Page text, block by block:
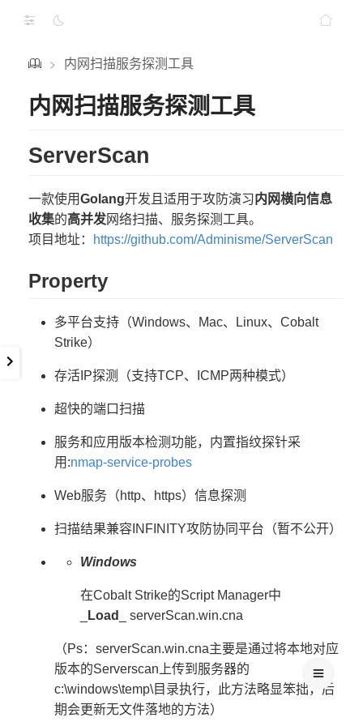
> 内网扫描服务探测工具
内网扫描服务探测工具
ServerScan
一款使用Golang开发且适用于攻防演习内网横向信息
收集的高并发网络扫描、服务探测工具。
项目地址：
https://github.com/Adminisme/ServerScan
Property
多平台支持（Windows、Mac、Linux、Cobalt
Strike）
存活IP探测（支持TCP、ICMP两种模式）
超快的端口扫描
服务和应用版本检测功能，内置指纹探针采
用:nmap-service-probes
Web服务（http、https）信息探测
扫描结果兼容INFINITY攻防协同平台（暂不公开）
Windows
在Cobalt Strike的Script Manager中
Load _ serverScan.win.cna
（Ps：serverScan.win.cna主要是通过将本地对应
版本的Serverscan上传到服务器的
c:\windows\temp\目录执行，此方法略显笨拙，后
期会更新无文件落地的方法）